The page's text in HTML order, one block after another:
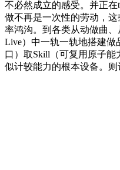
不必然成立的感受。并正
做不再是一次性的劳动，
率鸿沟。到各类从动做曲
Live）中一轨一轨地搭建
口）取Skill（可复用原子
似计较能力的根本设备。